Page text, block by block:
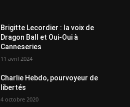
Brigitte Lecordier : la voix de
Dragon Ball et Oui-Oui à
Canneseries
11 avril 2024
Charlie Hebdo, pourvoyeur de
libertés
4 octobre 2020